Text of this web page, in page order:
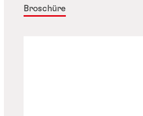
Broschüre